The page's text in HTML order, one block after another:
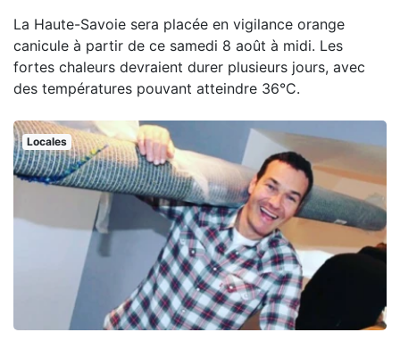
La Haute-Savoie sera placée en vigilance orange
canicule à partir de ce samedi 8 août à midi. Les
fortes chaleurs devraient durer plusieurs jours, avec
des températures pouvant atteindre 36°C.
Locales